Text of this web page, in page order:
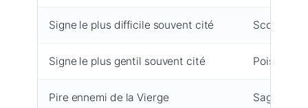
Signe le plus difficile souvent cité Scorpion
Signe le plus gentil souvent cité Poissons
Pire ennemi de la Vierge Sagittaire